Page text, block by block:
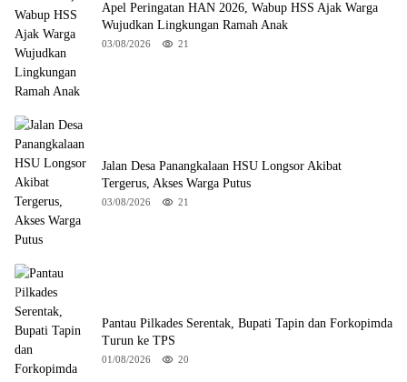
Apel Peringatan HAN 2026, Wabup HSS Ajak Warga
Wujudkan Lingkungan Ramah Anak
03/08/2026 21
Jalan Desa Panangkalaan HSU Longsor Akibat
Tergerus, Akses Warga Putus
03/08/2026 21
Pantau Pilkades Serentak, Bupati Tapin dan Forkopimda
Turun ke TPS
01/08/2026 20